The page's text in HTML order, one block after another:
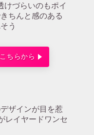
けづらいのもポイ
ちんと感のある
う
ちらから
ザインが目を惹
レイヤードワンセ